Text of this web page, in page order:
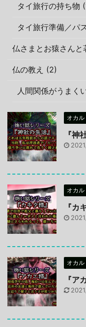
タイ旅行の持ち物
タイ旅行準備／パ
仏さまとお猿さん
仏の教え (2)
人間関係がうまく
オカ
『神
オカ
『カ
オカ
『ア